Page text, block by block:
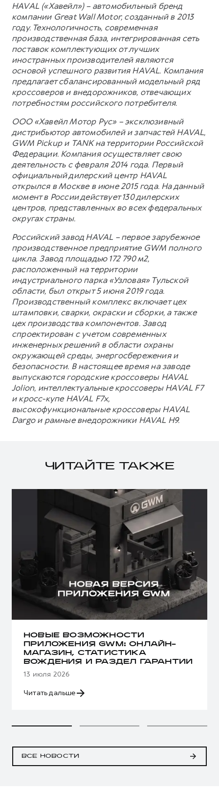
HAVAL («Хавейл») – автомобильный бренд
компании Great Wall Motor, созданный в 2013
году. Технологичность, современная
производственная база, интегрированная сеть
поставок комплектующих от лучших
иностранных производителей являются
основой успешного развития HAVAL. Компания
предлагает сбалансированный модельный ряд
кроссоверов и внедорожников, отвечающих
потребностям российского потребителя.
ООО «Хавейл Мотор Рус» – эксклюзивный
дистрибьютор автомобилей и запчастей HAVAL,
GWM Pickup и TANK на территории Российской
Федерации. Компания осуществляет свою
деятельность с февраля 2014 года. Первый
официальный дилерский центр HAVAL
открылся в Москве в июне 2015 года. На данный
момент в России действует 130 дилерских
центров, представленных во всех федеральных
округах страны.
Российский завод HAVAL – первое зарубежное
производственное предприятие GWM полного
цикла. Завод площадью 172 790 м2,
расположенный на территории
индустриального парка «Узловая» Тульской
области, был открыт 5 июня 2019 года.
Производственный комплекс включает цех
штамповки, сварки, окраски и сборки, а также
цех производства компонентов. Завод
спроектирован с учетом современных
инженерных решений в области охраны
окружающей среды, энергосбережения и
безопасности. В настоящее время на заводе
выпускаются городские кроссоверы HAVAL
Jolion, интеллектуальные кроссоверы HAVAL F7
и кросс-купе HAVAL F7x,
высокофункциональные кроссоверы HAVAL
Dargo и рамные внедорожники HAVAL H9.
ЧИТАЙТЕ ТАКЖЕ
НОВЫЕ ВОЗМОЖНОСТИ
ПРИЛОЖЕНИЯ GWM: ОНЛАЙН-
МАГАЗИН, СТАТИСТИКА
ВОЖДЕНИЯ И РАЗДЕЛ ГАРАНТИИ
13 июля 2026
Читать дальше
ВСЕ НОВОСТИ